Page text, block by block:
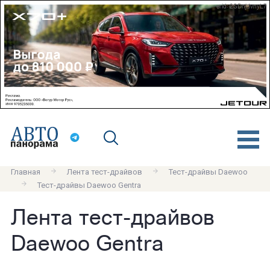
erid: 2SDnjdvnyL7
Главная Лента тест-драйвов
Тест-драйвы Daewoo
Тест-драйвы Daewoo Gentra
Лента тест-драйвов
Daewoo Gentra